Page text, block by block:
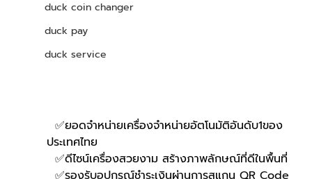
duck coin changer
duck pay
duck service
ประเทศไทย
  ✅ดีไซน์เครื่องสวยงาม สร้างภาพลักษณ์ที่ดีในพื้นที่